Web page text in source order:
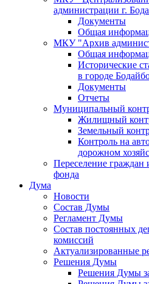
администрации г.
Документы
Общая
МКУ "Архив
Общая
Исторические
в городе
Документы
Отчеты
Муниципальный
Жилищный
Земельный
Контроль на
дорожном
Переселение
фонда
Дума
Новости
Состав Думы
Регламент Думы
Состав постоянных
комиссий
Актуализированные
Решения Думы
Решения Думы